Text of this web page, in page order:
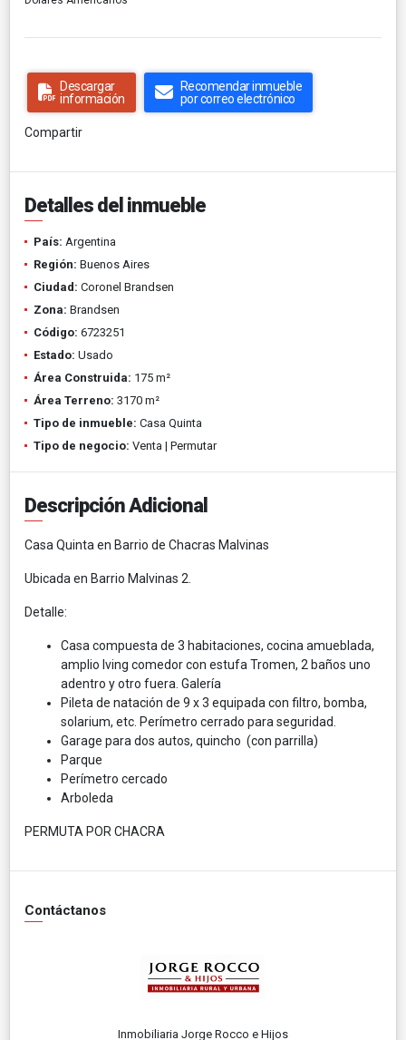
Descargar
información
Recomendar inmueble
por correo electrónico
Compartir
Detalles del inmueble
País: Argentina
Región: Buenos Aires
Ciudad: Coronel Brandsen
Zona: Brandsen
Código: 6723251
Estado: Usado
Área Construida: 175 m²
Área Terreno: 3170 m²
Tipo de inmueble: Casa Quinta
Tipo de negocio: Venta | Permutar
Descripción Adicional
Casa Quinta en Barrio de Chacras Malvinas
Ubicada en Barrio Malvinas 2.
Detalle:
Casa compuesta de 3 habitaciones, cocina amueblada,
amplio lving comedor con estufa Tromen, 2 baños uno
adentro y otro fuera. Galería
Pileta de natación de 9 x 3 equipada con filtro, bomba,
solarium, etc. Perímetro cerrado para seguridad.
Garage para dos autos, quincho (con parrilla)
Parque
Perímetro cercado
Arboleda
PERMUTA POR CHACRA
Contáctanos
Inmobiliaria Jorge Rocco e Hijos